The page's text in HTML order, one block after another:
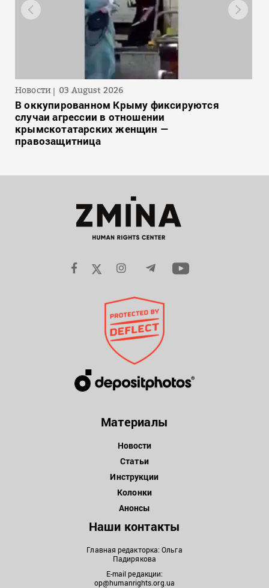
Новости 03 August 2026
В оккупированном Крыму фиксируются
случаи агрессии в отношении
крымскотатарских женщин —
правозащитница
Материалы
Новости
Статьи
Инструкции
Колонки
Анонсы
Наши контакты
Главная редакторка: Ольга
Падирякова
E-mail редакции:
op@humanrights.org.ua